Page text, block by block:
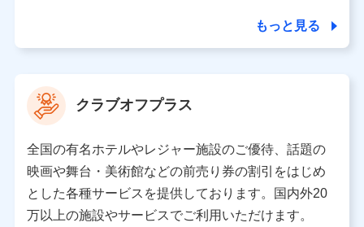
ソナルデータ憲章」に定める行動原則を順守します 。
※ パーソナルデータダッシュボードの「第三者提供の
管理」の設定状態にかかわらず、共同利用する場合があ
ります。
※ dポイントクラブ会員ではないお客さま（2019年12
月11日以降、一度もdポイントクラブ会員であったこと
がないお客さまに限る）に関する、2019年12月10日以
前に取得した個人データは、こちら の利用目的の範囲内
もっと見る
クラブオフプラス
全国の有名ホテルやレジャー施設のご優待、話題の
映画や舞台・美術館などの前売り券の割引をはじめ
とした各種サービスを提供しております。国内外20
万以上の施設やサービスでご利用いただけます。